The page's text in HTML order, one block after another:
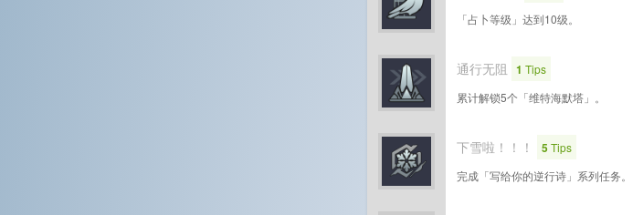
「占卜等级」达到10级。
通行无阻 1 Tips
累计解锁5个「维特海默塔」。
下雪啦！！！ 5Tips
完成「写给你的逆行诗」系列任务。